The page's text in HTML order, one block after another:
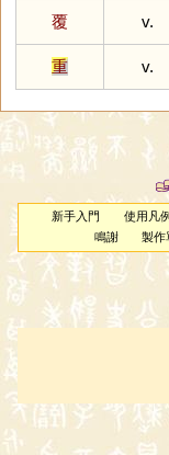
覆
v.
重
v.
新手入門 使用凡例
鳴謝
製作